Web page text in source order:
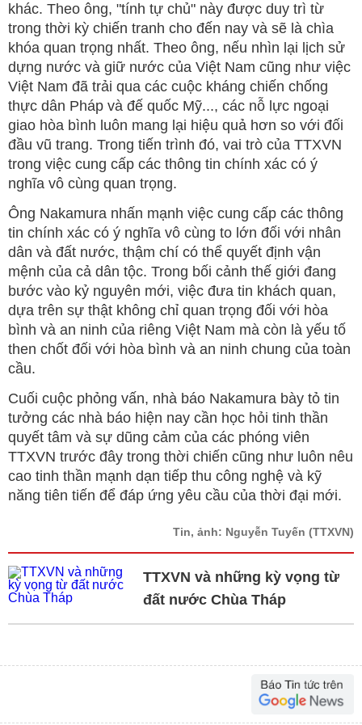
khác. Theo ông, "tính tự chủ" này được duy trì từ
trong thời kỳ chiến tranh cho đến nay và sẽ là chìa
khóa quan trọng nhất. Theo ông, nếu nhìn lại lịch sử
dựng nước và giữ nước của Việt Nam cũng như việc
Việt Nam đã trải qua các cuộc kháng chiến chống
thực dân Pháp và đế quốc Mỹ..., các nỗ lực ngoại
giao hòa bình luôn mang lại hiệu quả hơn so với đối
đầu vũ trang. Trong tiến trình đó, vai trò của TTXVN
trong việc cung cấp các thông tin chính xác có ý
nghĩa vô cùng quan trọng.
Ông Nakamura nhấn mạnh việc cung cấp các thông
tin chính xác có ý nghĩa vô cùng to lớn đối với nhân
dân và đất nước, thậm chí có thể quyết định vận
mệnh của cả dân tộc. Trong bối cảnh thế giới đang
bước vào kỷ nguyên mới, việc đưa tin khách quan,
dựa trên sự thật không chỉ quan trọng đối với hòa
bình và an ninh của riêng Việt Nam mà còn là yếu tố
then chốt đối với hòa bình và an ninh chung của toàn
cầu.
Cuối cuộc phỏng vấn, nhà báo Nakamura bày tỏ tin
tưởng các nhà báo hiện nay cần học hỏi tinh thần
quyết tâm và sự dũng cảm của các phóng viên
TTXVN trước đây trong thời chiến cũng như luôn nêu
cao tinh thần mạnh dạn tiếp thu công nghệ và kỹ
năng tiên tiến để đáp ứng yêu cầu của thời đại mới.
Tin, ảnh: Nguyễn Tuyến (TTXVN)
TTXVN và những kỳ vọng từ
đất nước Chùa Tháp